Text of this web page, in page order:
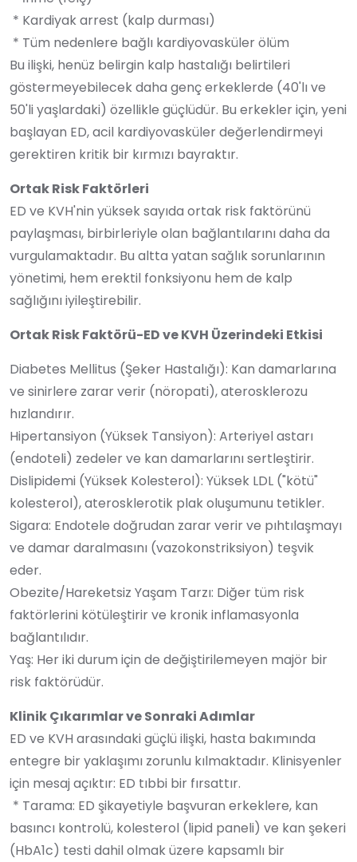
* Kardiyak arrest (kalp durması)
* Tüm nedenlere bağlı kardiyovasküler ölüm
Bu ilişki, henüz belirgin kalp hastalığı belirtileri
göstermeyebilecek daha genç erkeklerde (40'lı ve
50'li yaşlardaki) özellikle güçlüdür. Bu erkekler için, yeni
başlayan ED, acil kardiyovasküler değerlendirmeyi
gerektiren kritik bir kırmızı bayraktır.
Ortak Risk Faktörleri
ED ve KVH'nin yüksek sayıda ortak risk faktörünü
paylaşması, birbirleriyle olan bağlantılarını daha da
vurgulamaktadır. Bu altta yatan sağlık sorunlarının
yönetimi, hem erektil fonksiyonu hem de kalp
sağlığını iyileştirebilir.
Ortak Risk Faktörü-ED ve KVH Üzerindeki Etkisi
Diabetes Mellitus (Şeker Hastalığı): Kan damarlarına
ve sinirlere zarar verir (nöropati), aterosklerozu
hızlandırır.
Hipertansiyon (Yüksek Tansiyon): Arteriyel astarı
(endoteli) zedeler ve kan damarlarını sertleştirir.
Dislipidemi (Yüksek Kolesterol): Yüksek LDL ("kötü"
kolesterol), aterosklerotik plak oluşumunu tetikler.
Sigara: Endotele doğrudan zarar verir ve pıhtılaşmayı
ve damar daralmasını (vazokonstriksiyon) teşvik
eder.
Obezite/Hareketsiz Yaşam Tarzı: Diğer tüm risk
faktörlerini kötüleştirir ve kronik inflamasyonla
bağlantılıdır.
Yaş: Her iki durum için de değiştirilemeyen majör bir
risk faktörüdür.
Klinik Çıkarımlar ve Sonraki Adımlar
ED ve KVH arasındaki güçlü ilişki, hasta bakımında
entegre bir yaklaşımı zorunlu kılmaktadır. Klinisyenler
için mesaj açıktır: ED tıbbi bir fırsattır.
* Tarama: ED şikayetiyle başvuran erkeklere, kan
basıncı kontrolü, kolesterol (lipid paneli) ve kan şekeri
(HbA1c) testi dahil olmak üzere kapsamlı bir